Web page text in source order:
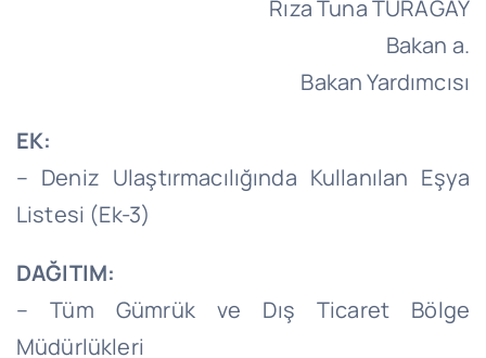
Rıza Tuna TURAGAY
Bakan a.
Bakan Yardımcısı
EK:
– Deniz Ulaştırmacılığında Kullanılan Eşya
Listesi (Ek-3)
DAĞITIM:
– Tüm Gümrük ve Dış Ticaret Bölge
Müdürlükleri